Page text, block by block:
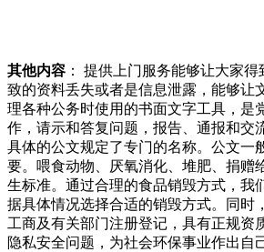
其他内容 ： 提供上门服务能够让大家
致的资料丢失或者是信息泄露，能够让
理各种公务时使用的书面文字工具，是
作，请示和答复问题，报告、通报和交
具体的公文规定了专门的名称。公文一
要。喂食动物、厌氧消化、堆肥、捐赠
生标准。通过合理的食品销毁方式，我
据具体情况选择合适的销毁方式。同时
工商及有关部门注册登记，具有正规资
隐私安全问题，为社会环保事业作出